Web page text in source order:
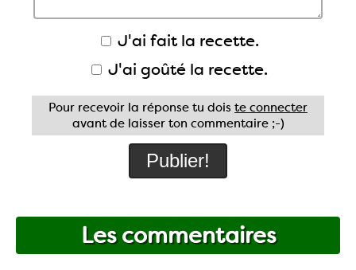
J'ai fait la recette.
J'ai goûté la recette.
Pour recevoir la réponse tu dois te connecter
avant de laisser ton commentaire ;-)
Les commentaires